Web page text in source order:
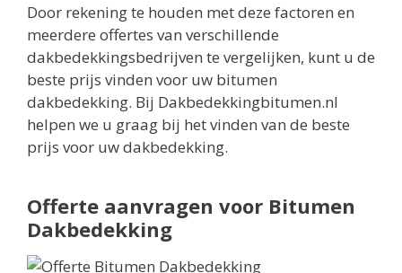
Door rekening te houden met deze factoren en
meerdere offertes van verschillende
dakbedekkingsbedrijven te vergelijken, kunt u de
beste prijs vinden voor uw bitumen
dakbedekking. Bij Dakbedekkingbitumen.nl
helpen we u graag bij het vinden van de beste
prijs voor uw dakbedekking.
Offerte aanvragen voor Bitumen
Dakbedekking